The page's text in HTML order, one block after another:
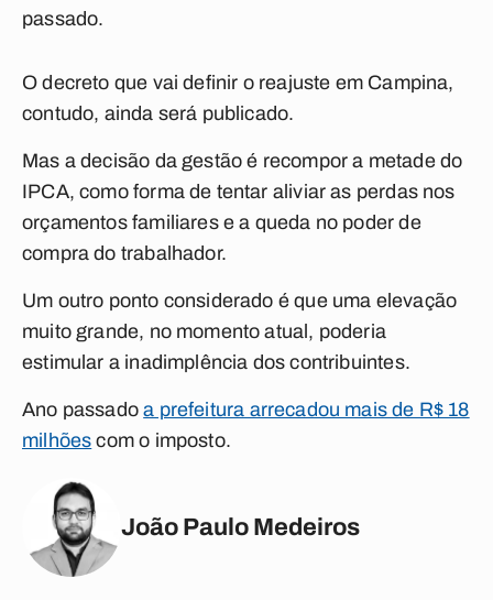
passado.
O decreto que vai definir o reajuste em Campina,
contudo, ainda será publicado.
Mas a decisão da gestão é recompor a metade do
IPCA, como forma de tentar aliviar as perdas nos
orçamentos familiares e a queda no poder de
compra do trabalhador.
Um outro ponto considerado é que uma elevação
muito grande, no momento atual, poderia
estimular a inadimplência dos contribuintes.
Ano passadoa prefeitura arrecadou mais de R$ 18
milhões com o imposto.
João Paulo Medeiros